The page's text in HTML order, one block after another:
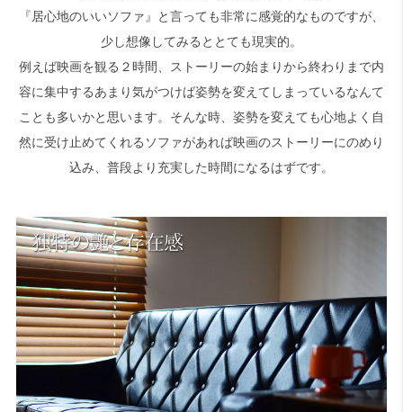
『居心地のいいソファ』と言っても非常に感覚的なものですが、
少し想像してみるととても現実的。
例えば映画を観る２時間、ストーリーの始まりから終わりまで内
容に集中するあまり気がつけば姿勢を変えてしまっているなんて
ことも多いかと思います。そんな時、姿勢を変えても心地よく自
然に受け止めてくれるソファがあれば映画のストーリーにのめり
込み、普段より充実した時間になるはずです。